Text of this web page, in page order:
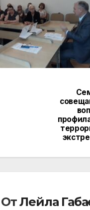
ОтЛейла